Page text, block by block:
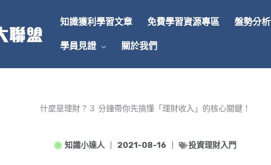
知識獲利學習文章 免費學習資源專區 盤勢分析
學員見證 關於我們
什麼是理財？３ 分鐘帶你先搞懂「理財收入」的核心關鍵！
知識小達人 2021-08-16 投資理財入門